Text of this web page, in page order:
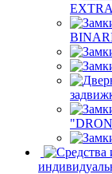
EXTRA